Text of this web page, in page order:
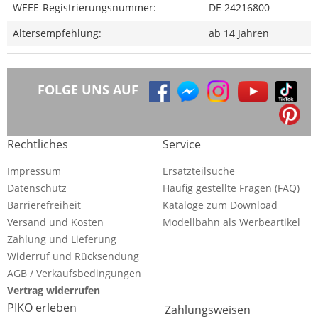
WEEE-Registrierungsnummer:
DE 24216800
Altersempfehlung:
ab 14 Jahren
FOLGE UNS AUF
Rechtliches
Impressum
Datenschutz
Barrierefreiheit
Versand und Kosten
Zahlung und Lieferung
Widerruf und Rücksendung
AGB / Verkaufsbedingungen
Vertrag widerrufen
Service
Ersatzteilsuche
Häufig gestellte Fragen (FAQ)
Kataloge zum Download
Modellbahn als Werbeartikel
PIKO erleben Zahlungsweisen